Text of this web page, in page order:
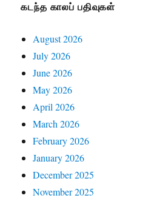
கடந்த காலப் பதிவுகள்
August 2026
July 2026
June 2026
May 2026
April 2026
March 2026
February 2026
January 2026
December 2025
November 2025